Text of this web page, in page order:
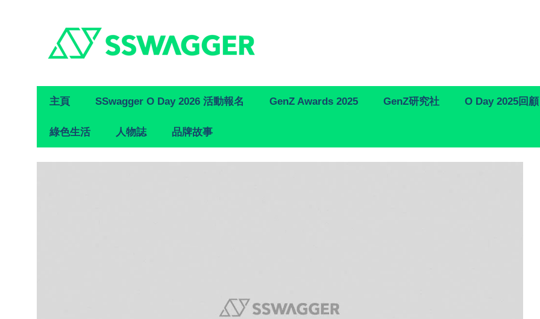
Primary
Navigation
主頁 SSwagger O Day 2026 活動報名 GenZ Awards 2025 GenZ研究社 O Day 2025回顧
綠色生活 人物誌 品牌故事